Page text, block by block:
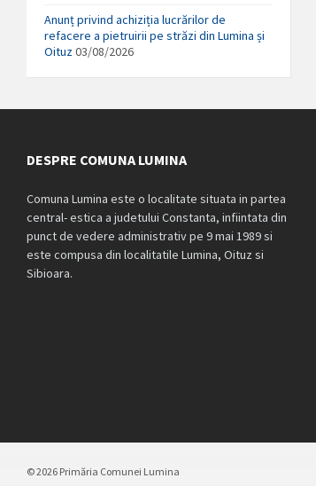
Anunț privind achiziția lucrărilor de
refacere a pietruirii pe străzi din Lumina și
Oituz03/08/2026
DESPRE COMUNA LUMINA
Comuna Lumina este o localitate situata in partea
central- estica a judetului Constanta, infiintata din
punct de vedere administrativ pe 9 mai 1989 si
este compusa din localitatile Lumina, Oituz si
Sibioara.
© 2026 Primăria Comunei Lumina